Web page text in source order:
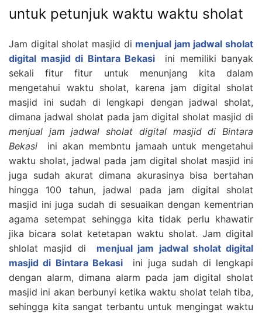
untuk petunjuk waktu waktu sholat
Jam digital sholat masjid di menjual jam jadwal sholat
digital masjid di Bintara Bekasi
ini memiliki banyak
sekali fitur fitur untuk menunjang kita dalam
mengetahui waktu sholat, karena jam digital sholat
masjid ini sudah di lengkapi dengan jadwal sholat,
dimana jadwal sholat pada jam digital sholat masjid di
menjual jam jadwal sholat digital masjid di Bintara
Bekasi ini akan membntu jamaah untuk mengetahui
waktu sholat, jadwal pada jam digital sholat masjid ini
juga sudah akurat dimana akurasinya bisa bertahan
hingga 100 tahun, jadwal pada jam digital sholat
masjid ini juga sudah di sesuaikan dengan kementrian
agama setempat sehingga kita tidak perlu khawatir
jika bicara solat ketetapan waktu sholat. Jam digital
shlolat masjid di
menjual jam jadwal sholat digital
masjid di Bintara Bekasi ini juga sudah di lengkapi
dengan alarm, dimana alarm pada jam digital sholat
masjid ini akan berbunyi ketika waktu sholat telah tiba,
sehingga kita sangat terbantu untuk mengingat waktu